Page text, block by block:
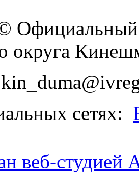
Официальный
округа
сетях:
веб-студией